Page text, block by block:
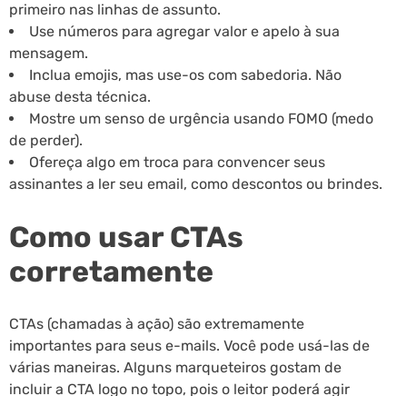
primeiro nas linhas de assunto.
Use números para agregar valor e apelo à sua
mensagem.
Inclua emojis, mas use-os com sabedoria. Não
abuse desta técnica.
Mostre um senso de urgência usando FOMO (medo
de perder).
Ofereça algo em troca para convencer seus
assinantes a ler seu email, como descontos ou brindes.
Como usar CTAs
corretamente
CTAs (chamadas à ação) são extremamente
importantes para seus e-mails. Você pode usá-las de
várias maneiras. Alguns marqueteiros gostam de
incluir a CTA logo no topo, pois o leitor poderá agir